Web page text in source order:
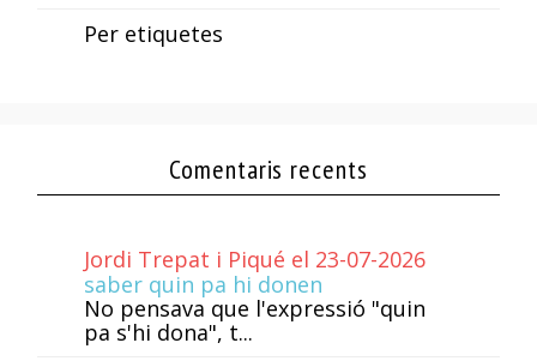
Per etiquetes
Comentaris recents
Jordi Trepat i Piqué el 23-07-2026
saber quin pa hi donen
No pensava que l'expressió "quin
pa s'hi dona", t...